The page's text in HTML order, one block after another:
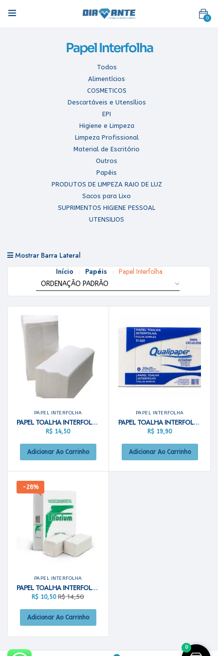
0
Papel Interfolha
Todos
Alimentícios
COSMETICOS
Descartáveis e Utensílios
EPI
Higiene e Limpeza
Limpeza Profissional
Material de Escritório
Outros
Papéis
PRODUTOS DE LIMPEZA RAIO DE LUZ
Sacos para Lixo
SUPRIMENTOS HIGIENE PESSOAL
UTENSILIOS
Mostrar Barra Lateral
Início Papéis Papel Interfolha
PAPEL INTERFOLHA
PAPEL TOALHA INTERFOLHA 100% CEL 20X21 ALLPAPER
R$ 14,50
Adicionar Ao Carrinho
PAPEL INTERFOLHA
PAPEL TOALHA INTERFOLHA 100% CEL 20X21 C/1000 QUALIPAPER
R$ 19,90
Adicionar Ao Carrinho
-28%
PAPEL INTERFOLHA
PAPEL TOALHA INTERFOLHA THORIUM 2D VIRGEM 20X21- 500G
R$ 10,50 R$14,50
Adicionar Ao Carrinho
0